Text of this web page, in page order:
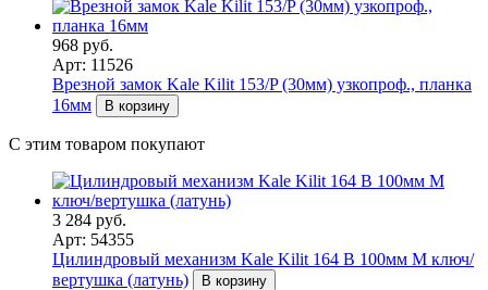
968 руб.
Арт: 11526
Врезной замок Kale Kilit 153/P (30мм) узкопроф., планка
16мм
В корзину
С этим товаром покупают
3 284 руб.
Арт: 54355
Цилиндровый механизм Kale Kilit 164 B 100мм M ключ/
вертушка (латунь)
В корзину